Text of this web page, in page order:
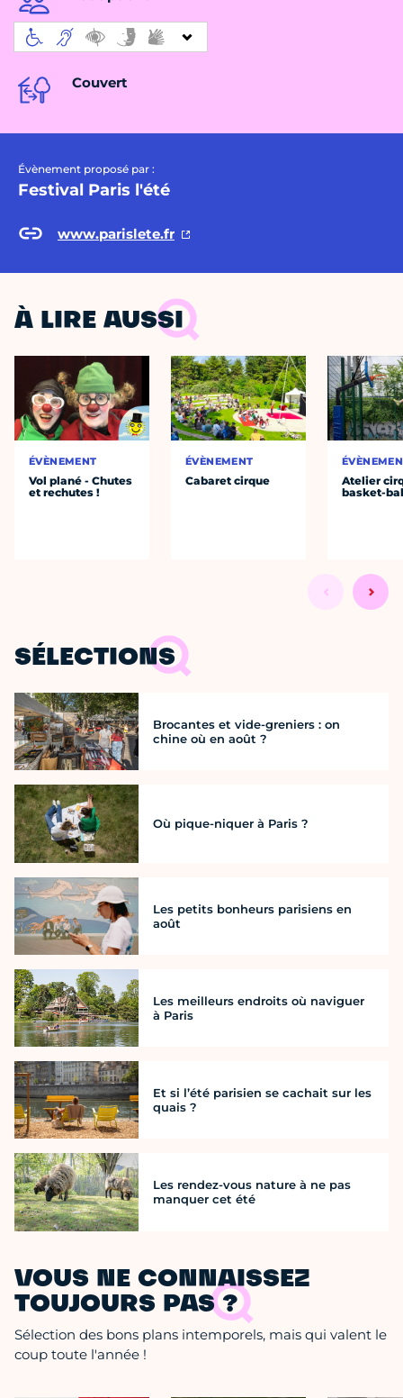
Couvert
Évènement proposé par :
Festival Paris l'été
www.parislete.fr
À LIRE AUSSI
ÉVÈNEMENT
Vol plané - Chutes
et rechutes !
ÉVÈNEMENT
Cabaret cirque
Atelier
basket-
SÉLECTIONS
Brocantes et vide-greniers : on
chine où en août ?
Où pique-niquer à Paris ?
Les petits bonheurs parisiens en
août
Les meilleurs endroits où naviguer
à Paris
Et si l’été parisien se cachait sur les
quais ?
Les rendez-vous nature à ne pas
manquer cet été
VOUS NE CONNAISSEZ
TOUJOURS PAS ?
Sélection des bons plans intemporels, mais qui valent le
coup toute l'année !